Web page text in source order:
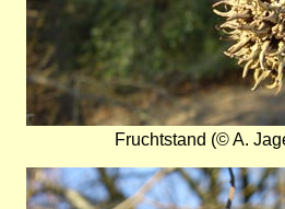
Fruchtstand (© A.
Bild